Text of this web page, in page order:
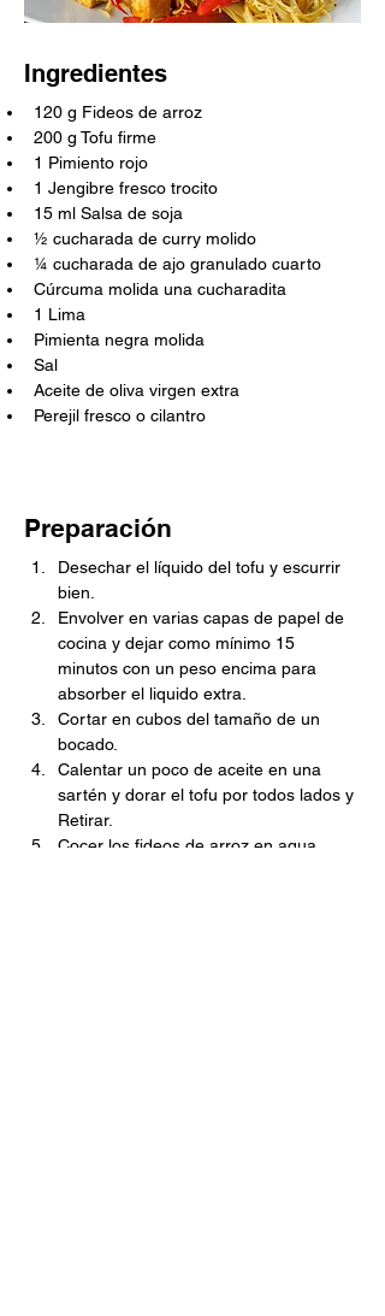
Ingredientes
120 g Fideos de arroz
200 g Tofu firme
1 Pimiento rojo
1 Jengibre fresco trocito
15 ml Salsa de soja
½ cucharada de curry molido
¼ cucharada de ajo granulado cuarto
Cúrcuma molida una cucharadita
1 Lima
Pimienta negra molida
Sal
Aceite de oliva virgen extra
Perejil fresco o cilantro
Preparación
Desechar el líquido del tofu y escurrir
bien.
Envolver en varias capas de papel de
cocina y dejar como mínimo 15
minutos con un peso encima para
absorber el liquido extra.
Cortar en cubos del tamaño de un
bocado.
Calentar un poco de aceite en una
sartén y dorar el tofu por todos lados y
Retirar.
Cocer los fideos de arroz en agua